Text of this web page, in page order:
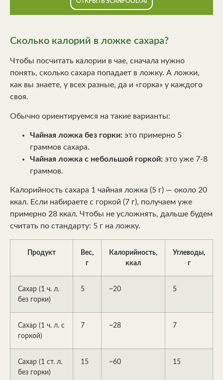
Сколько калорий в ложке сахара?
Чтобы посчитать калории в чае, сначала нужно
понять, сколько сахара попадает в ложку. А ложки,
как вы знаете, у всех разные, да и «горка» у каждого
своя.
Обычно ориентируемся на такие варианты:
Чайная ложка без горки: это примерно 5
граммов сахара.
Чайная ложка с небольшой горкой: это уже 7-8
граммов.
Калорийность сахара 1 чайная ложка (5 г) — около 20
ккал. Если набираете с горкой (7 г), получаем уже
примерно 28 ккал. Чтобы не усложнять, дальше будем
считать по стандарту: 5 г на ложку.
Продукт
Вес,
г
Калорийность,
ккал
Углеводы,
г
Сахар (1 ч. л.
без горки)
5 ~20 5
Сахар (1 ч. л. с
горкой)
7 ~28 7
Сахар (1 ст. л.
без горки)
15 ~60 15